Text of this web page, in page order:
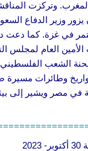
وتركزت
وزير الدفاع
في غزة. كما دعت
العام لمجلس
محنة الشعب
وطائرات
في مصر ويشير